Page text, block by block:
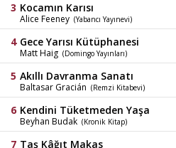
Kocamın Karısı
Alice Feeney (Yabancı Yayınevi)
Gece Yarısı Kütüphanesi
Matt Haig (Domingo Yayınları)
Akıllı Davranma Sanatı
Baltasar Gracián (Remzi Kitabevi)
Kendini Tüketmeden Yaşa
Beyhan Budak (Kronik Kitap)
Taş Kâğıt Makas